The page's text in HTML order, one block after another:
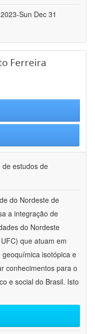
Sun Dec 31
Ferreira
estudos de
do Nordeste de
a integração de
do Nordeste
que atuam em
isotópica e
conhecimentos para o
e social do Brasil. Isto